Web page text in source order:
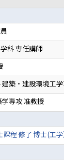
科 専任講師
築・建設環境工
専攻 准教授
程 修了 博士(工学